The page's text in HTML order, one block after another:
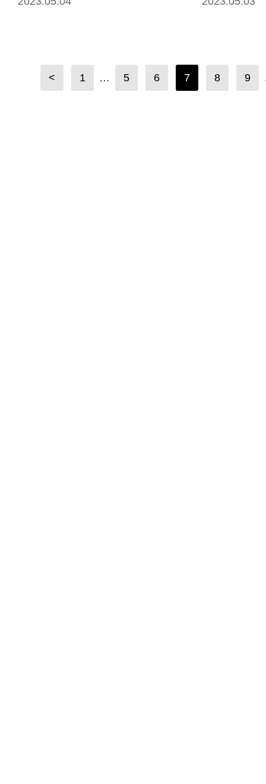
< 1 … 5 6 7 8 9